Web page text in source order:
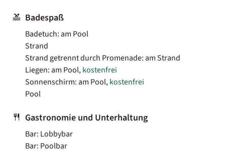
Badespaß
Badetuch: am Pool
Strand
Strand getrennt durch Promenade: am Strand
Liegen: am Pool,kostenfrei
Sonnenschirm: am Pool,kostenfrei
Pool
Gastronomie und Unterhaltung
Bar: Lobbybar
Bar: Poolbar